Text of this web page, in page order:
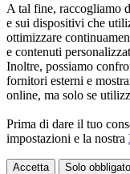
A tal fine, raccogliamo
e sui dispositivi che
ottimizzare
e contenuti
Inoltre, possiamo
fornitori esterni e
online, ma solo se
Prima di dare il tuo
impostazioni e la nostra
Accetta Solo